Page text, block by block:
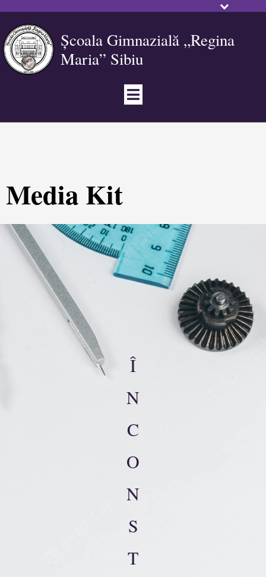
Școala Gimnazială „Regina
Maria” Sibiu
Media Kit
Î
N
C
O
N
S
T